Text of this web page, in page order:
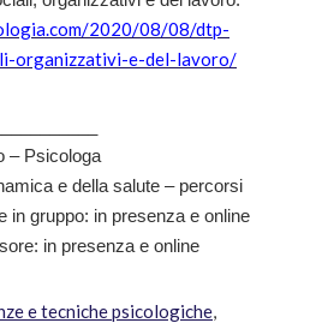
2020/08/08/dtp-
organizzativi-e-del-lavoro/
– Psicologa
e della salute – percorsi
in gruppo: in presenza e online
in presenza e online
e tecniche psicologiche,